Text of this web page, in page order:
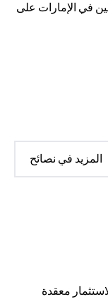
في الإمارات على
المزيد في نصائح
معقدة